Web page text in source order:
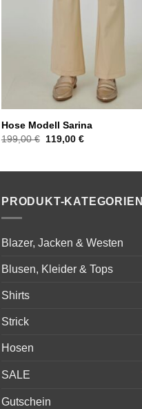
Hose Modell Sarina
199,00€ Ursprünglicher
119,00€Aktueller
PRODUKT-KATEGORIEN
Blazer, Jacken & Westen
Blusen, Kleider & Tops
Shirts
Strick
Hosen
SALE
Gutschein